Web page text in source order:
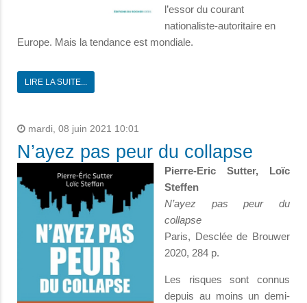
l’essor du courant
nationaliste-autoritaire en
Europe. Mais la tendance est mondiale.
LIRE LA SUITE...
mardi, 08 juin 2021 10:01
N’ayez pas peur du collapse
Pierre-Eric Sutter, Loïc
Steffen
N’ayez pas peur du
collapse
Paris, Desclée de Brouwer
2020, 284 p.
Les risques sont connus
depuis au moins un demi-